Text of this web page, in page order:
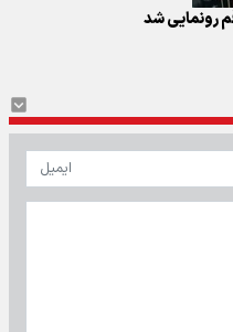
رونمایی شد